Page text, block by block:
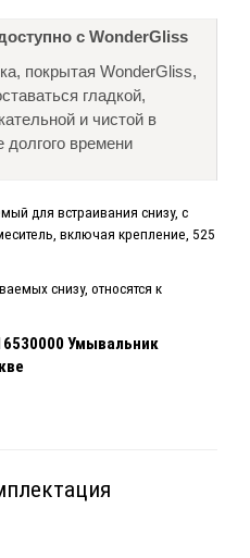
с WonderGliss
покрытая WonderGliss,
гладкой,
и чистой в
долгого времени
для встраивания снизу, с
включая крепление, 525
снизу, относятся к
Умывальник